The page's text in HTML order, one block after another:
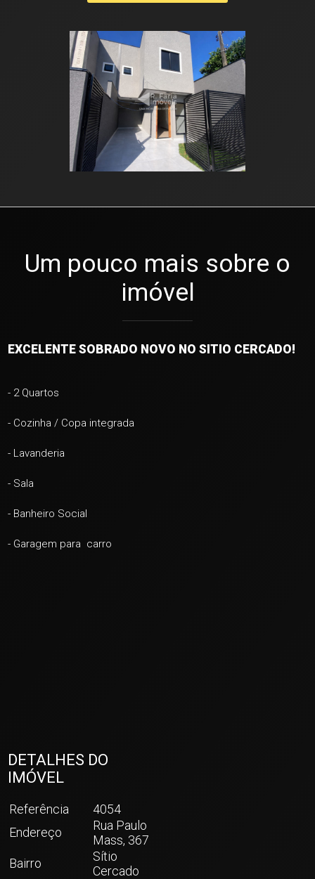
Um pouco mais sobre o
imóvel
EXCELENTE SOBRADO NOVO NO SITIO CERCADO!
- 2 Quartos
- Cozinha / Copa integrada
- Lavanderia
- Sala
- Banheiro Social
- Garagem para carro
DETALHES DO
IMÓVEL
Referência
4054
Endereço
Rua Paulo
Mass, 367
Bairro
Sítio
Cercado